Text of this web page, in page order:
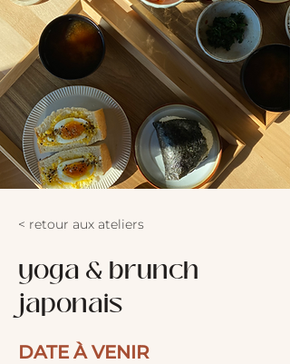
< retour aux ateliers
yoga & brunch
japonais
DATE À VENIR